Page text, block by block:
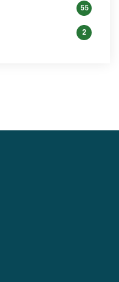
55
2